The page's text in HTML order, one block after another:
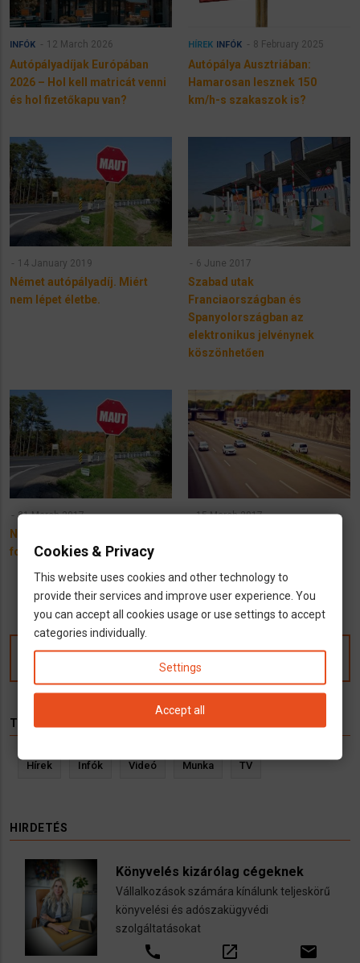
INFÓK 12 March 2026
Autópályadíjak Európában
2026 – Hol kell matricát venni
és hol fizetőkapu van?
HÍREK INFÓK 8 February 2025
Autópálya Ausztriában:
Hamarosan lesznek 150
km/h-s szakaszok is?
14 January 2019
Német autópályadíj. Miért
nem lépet életbe.
6 June 2017
Szabad utak
Franciaországban és
Spanyolországban az
elektronikus jelvénynek
köszönhetően
31 March 2017
Német autópályadíj. Mennyibe
fog kerülni?
15 March 2017
módosításokkal
TÉMÁK
Hírek Infók Videó Munka TV
HIRDETÉS
Könyvelés kizárólag cégeknek
Vállalkozások számára kínálunk teljeskörű
könyvelési és adószakügyvédi
szolgáltatásokat
call open_in_new email
Cookies & Privacy
This website uses cookies and other technology to
provide their services and improve user experience. You
you can accept all cookies usage or use settings to accept
categories individually.
Settings
Accept all